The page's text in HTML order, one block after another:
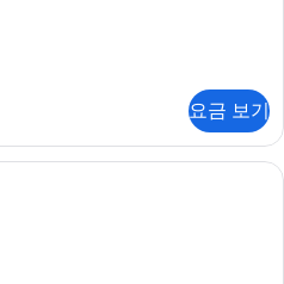
요금 보기
디럭스 더블룸 | 책상, 암막 커튼, 방음